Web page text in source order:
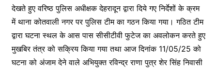
देखते हुए वरिष्ठ पुलिस अधीक्षक देहरादून द्वारा दिये गए निर्देशों के क्रम
में थाना कोतवाली नगर पर पुलिस टीम का गठन किया गया। गठित टीम
द्वारा घटना स्थल के आस पास सीसीटीवी फुटेज का अवलोकन करते हुए
मुखबिर तंत्र को सक्रिय किया गया तथा आज दिनांक 11/05/25 को
घटना को अंजाम देने वाले अभियुक्त रविन्द्र राणा पुत्र शेर सिंह निवासी